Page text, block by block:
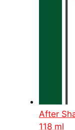
After
118 ml